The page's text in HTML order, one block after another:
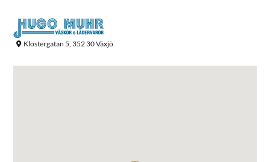
Klostergatan 5, 352 30 Växjö